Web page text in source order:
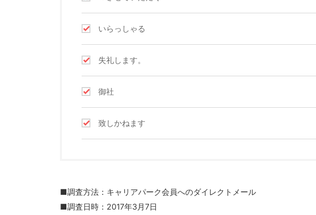
いらっしゃる
失礼します。
御社
致しかねます
■調査方法：キャリアパーク会員へのダイレクトメール
■調査日時：2017年3月7日